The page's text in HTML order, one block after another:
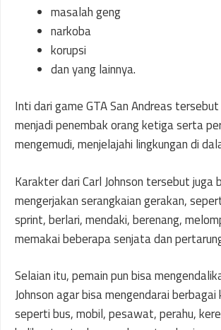
masalah geng
narkoba
korupsi
dan yang lainnya.
Inti dari game GTA San Andreas
menjadi penembak orang ketiga serta
mengemudi, menjelajahi lingkungan di
Karakter dari Carl Johnson tersebut juga
mengerjakan serangkaian gerakan,
sprint, berlari, mendaki, berenang,
memakai beberapa senjata dan
Selaian itu, pemain pun bisa
Johnson agar bisa mengendarai berbagai
seperti bus, mobil, pesawat, perahu,